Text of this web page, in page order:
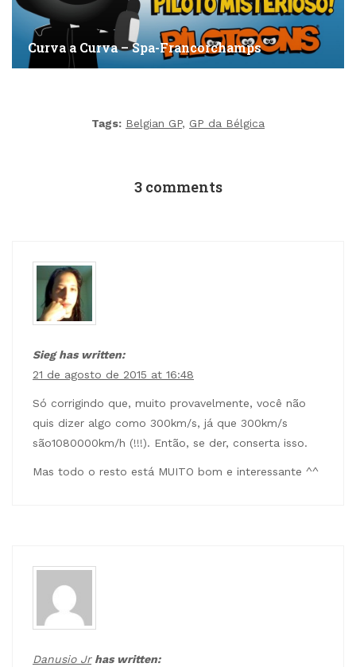
Curva a Curva – Spa-Francorchamps
Tags: Belgian GP, GP da Bélgica
3 comments
Sieg has written:
21 de agosto de 2015 at 16:48
Só corrigindo que, muito provavelmente, você não
quis dizer algo como 300km/s, já que 300km/s
são1080000km/h (!!!). Então, se der, conserta isso.
Mas todo o resto está MUITO bom e interessante ^^
Danusio Jrhas written: